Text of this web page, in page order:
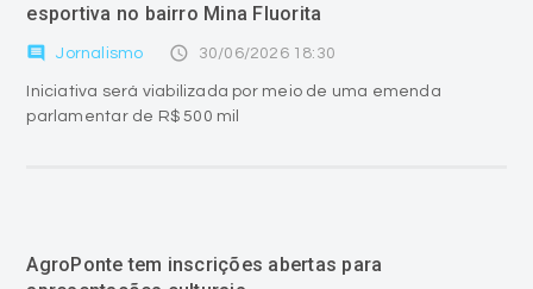
esportiva no bairro Mina Fluorita
comment Jornalismo access_time 30/06/2026 18:30
Iniciativa será viabilizada por meio de uma emenda
parlamentar de R$ 500 mil
AgroPonte tem inscrições abertas para